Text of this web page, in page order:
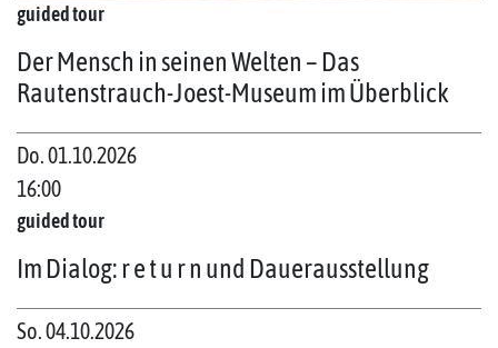
guided tour
Der Mensch in seinen Welten – Das
Rautenstrauch-Joest-Museum im Überblick
Do. 01.10.2026
16:00
guided tour
Im Dialog: r e t u r n und Dauerausstellung
So. 04.10.2026